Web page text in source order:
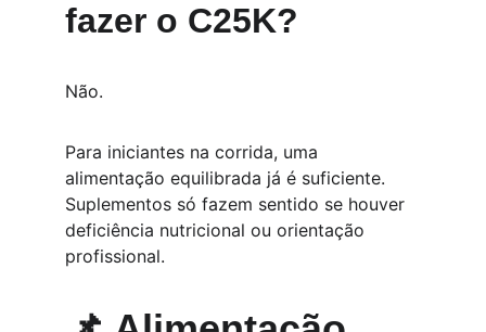
fazer o C25K?
Não.
Para iniciantes na corrida, uma
alimentação equilibrada já é suficiente.
Suplementos só fazem sentido se houver
deficiência nutricional ou orientação
profissional.